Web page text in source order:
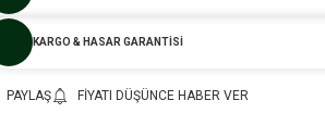
KARGO & HASAR GARANTİSİ
PAYLAŞ FIYATI DÜŞÜNCE HABER VER